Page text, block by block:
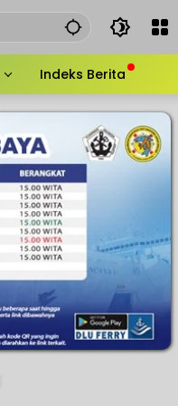
Indeks Berita